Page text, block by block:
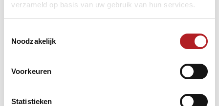
verzameld op basis van uw gebruik van hun services.
Noodzakelijk
Voorkeuren
Statistieken